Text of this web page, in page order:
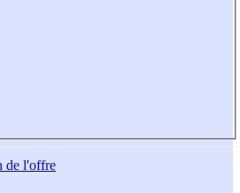
de l'offre